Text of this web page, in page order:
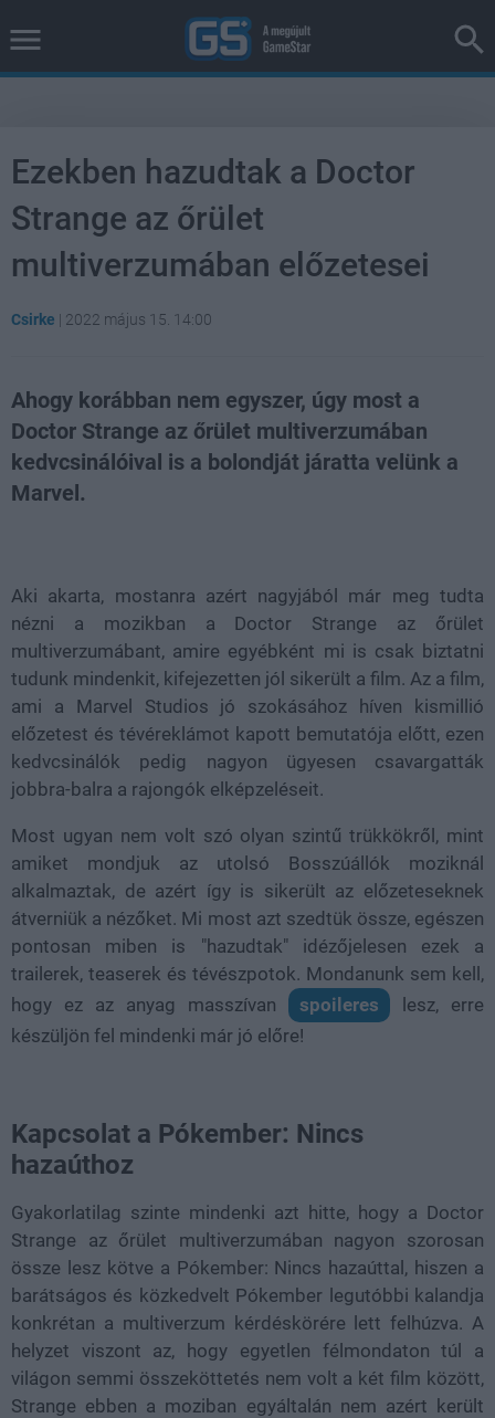
Ezekben hazudtak a Doctor
Strange az őrület
multiverzumában előzetesei
Csirke | 2022 május 15. 14:00
Ahogy korábban nem egyszer, úgy most a
Doctor Strange az őrület multiverzumában
kedvcsinálóival is a bolondját járatta velünk a
Marvel.
Aki akarta, mostanra azért nagyjából már meg tudta
nézni a mozikban a Doctor Strange az őrület
multiverzumábant, amire egyébként mi is csak biztatni
tudunk mindenkit, kifejezetten jól sikerült a film. Az a film,
ami a Marvel Studios jó szokásához híven kismillió
előzetest és tévéreklámot kapott bemutatója előtt, ezen
kedvcsinálók pedig nagyon ügyesen csavargatták
jobbra-balra a rajongók elképzeléseit.
Most ugyan nem volt szó olyan szintű trükkökről, mint
amiket mondjuk az utolsó Bosszúállók moziknál
alkalmaztak, de azért így is sikerült az előzeteseknek
átverniük a nézőket. Mi most azt szedtük össze, egészen
pontosan miben is "hazudtak" idézőjelesen ezek a
trailerek, teaserek és tévészpotok. Mondanunk sem kell,
hogy ez az anyag masszívan
spoileres
lesz, erre
készüljön fel mindenki már jó előre!
Kapcsolat a Pókember: Nincs
hazaúthoz
Gyakorlatilag szinte mindenki azt hitte, hogy a Doctor
Strange az őrület multiverzumában nagyon szorosan
össze lesz kötve a Pókember: Nincs hazaúttal, hiszen a
barátságos és közkedvelt Pókember legutóbbi kalandja
konkrétan a multiverzum kérdéskörére lett felhúzva. A
helyzet viszont az, hogy egyetlen félmondaton túl a
világon semmi összeköttetés nem volt a két film között,
Strange ebben a moziban egyáltalán nem azért került